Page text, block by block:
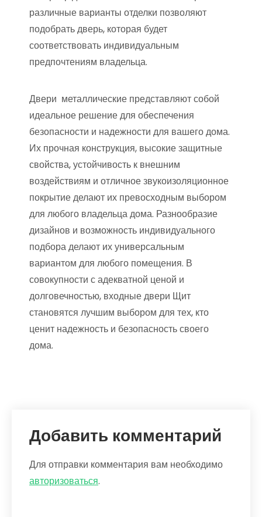
различные варианты отделки позволяют
подобрать дверь, которая будет
соответствовать индивидуальным
предпочтениям владельца.
Двери металлические представляют собой
идеальное решение для обеспечения
безопасности и надежности для вашего дома.
Их прочная конструкция, высокие защитные
свойства, устойчивость к внешним
воздействиям и отличное звукоизоляционное
покрытие делают их превосходным выбором
для любого владельца дома. Разнообразие
дизайнов и возможность индивидуального
подбора делают их универсальным
вариантом для любого помещения. В
совокупности с адекватной ценой и
долговечностью, входные двери Щит
становятся лучшим выбором для тех, кто
ценит надежность и безопасность своего
дома.
Добавить комментарий
Для отправки комментария вам необходимо
авторизоваться.